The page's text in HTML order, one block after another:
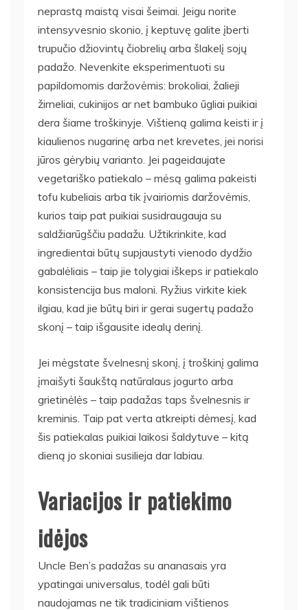
neprastą maistą visai šeimai. Jeigu norite
intensyvesnio skonio, į keptuvę galite įberti
trupučio džiovintų čiobrelių arba šlakelį sojų
padažo. Nevenkite eksperimentuoti su
papildomomis daržovėmis: brokoliai, žalieji
žirneliai, cukinijos ar net bambuko ūgliai puikiai
dera šiame troškinyje. Vištieną galima keisti ir į
kiaulienos nugarinę arba net krevetes, jei norisi
jūros gėrybių varianto. Jei pageidaujate
vegetariško patiekalo – mėsą galima pakeisti
tofu kubeliais arba tik įvairiomis daržovėmis,
kurios taip pat puikiai susidraugauja su
saldžiarūgščiu padažu. Užtikrinkite, kad
ingredientai būtų supjaustyti vienodo dydžio
gabalėliais – taip jie tolygiai iškeps ir patiekalo
konsistencija bus maloni. Ryžius virkite kiek
ilgiau, kad jie būtų biri ir gerai sugertų padažo
skonį – taip išgausite idealų derinį.
Jei mėgstate švelnesnį skonį, į troškinį galima
įmaišyti šaukštą natūralaus jogurto arba
grietinėlės – taip padažas taps švelnesnis ir
kreminis. Taip pat verta atkreipti dėmesį, kad
šis patiekalas puikiai laikosi šaldytuve – kitą
dieną jo skoniai susilieja dar labiau.
Variacijos ir patiekimo
idėjos
Uncle Ben’s padažas su ananasais yra
ypatingai universalus, todėl gali būti
naudojamas ne tik tradiciniam vištienos